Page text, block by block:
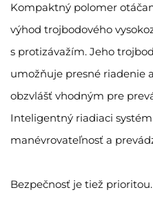
Kompaktný polomer
výhod trojbodového
s protizávažím. Jeho
umožňuje presné riadenie
obzvlášť vhodným pre
Inteligentný riadiaci
manévrovateľnosť a
Bezpečnosť je tiež